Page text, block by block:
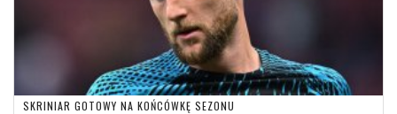
SKRINIAR GOTOWY NA KOŃCÓWKĘ SEZONU